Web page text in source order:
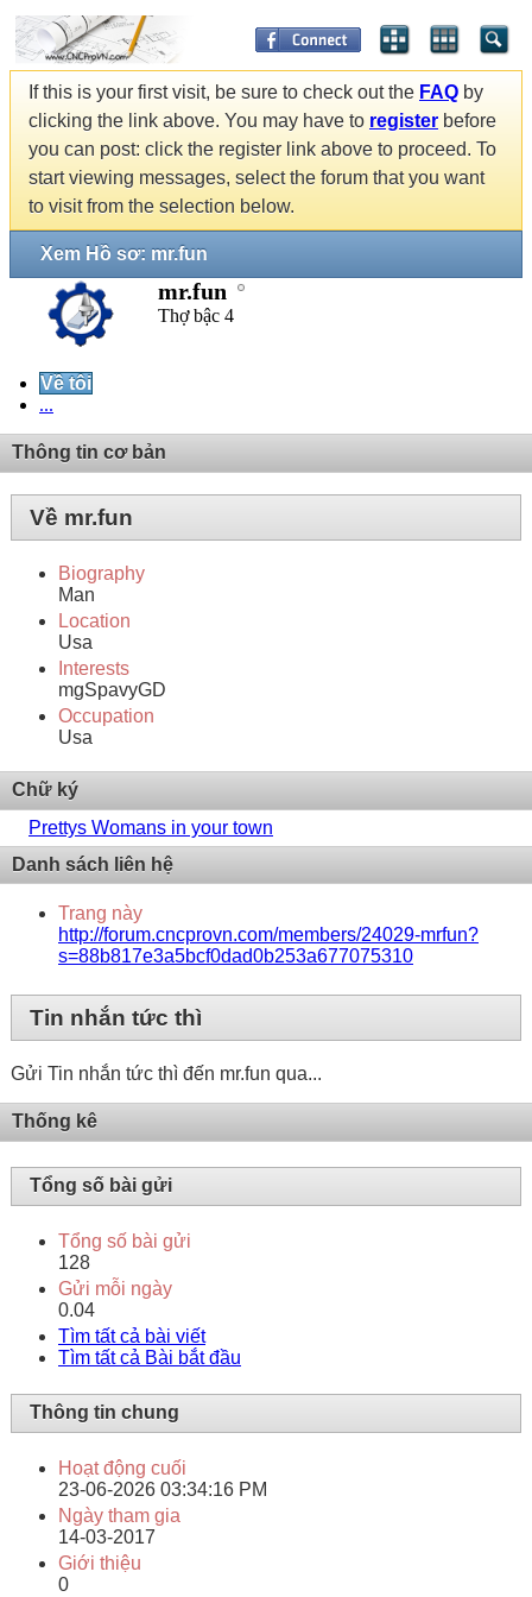
If this is your first visit, be sure to check out the FAQ by
clicking the link above. You may have to register before
you can post: click the register link above to proceed. To
start viewing messages, select the forum that you want
to visit from the selection below.
Xem Hồ sơ: mr.fun
mr.fun
Thợ bậc 4
Về tôi
...
Thông tin cơ bản
Về mr.fun
Biography
Man
Location
Usa
Interests
mgSpavyGD
Occupation
Usa
Chữ ký
Prettys Womans in your town
Danh sách liên hệ
Trang này
http://forum.cncprovn.com/members/24029-mrfun?
s=88b817e3a5bcf0dad0b253a677075310
Tin nhắn tức thì
Gửi Tin nhắn tức thì đến mr.fun qua...
Thống kê
Tổng số bài gửi
Tổng số bài gửi
128
Gửi mỗi ngày
0.04
Tìm tất cả bài viết
Tìm tất cả Bài bắt đầu
Thông tin chung
Hoạt động cuối
23-06-2026 03:34:16 PM
Ngày tham gia
14-03-2017
Giới thiệu
0